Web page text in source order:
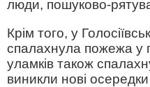
люди, пошуково-
Крім того, у
спалахнула пожежа у
уламків також
виникли нові